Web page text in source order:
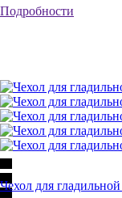
Подробности
Чехол для